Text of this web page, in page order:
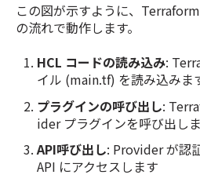
この図が示すように、
の流れで動作します。
HCL コードの読み込み:
イル (main.tf) を読み込みま
プラグインの呼び出し:
ider プラグインを呼び出し
API呼び出し: Provider が認
API にアクセスします